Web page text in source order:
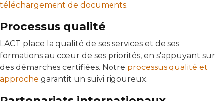
téléchargement de documents.
Processus qualité
LACT place la qualité de ses services et de ses
formations au cœur de ses priorités, en s'appuyant sur
des démarches certifiées. Notre processus qualité et
approche garantit un suivi rigoureux.